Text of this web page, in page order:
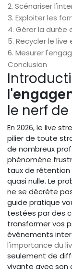
2. Scénariser
3. Exploiter les
4. Gérer la durée
5. Recycler le
6. Mesurer
Conclusion
l'
le nerf
En 2026, le live
pilier de toute
de nombreux
phénomène
taux de
quasi nulle. Le
ne se décrète
guide pratique
testées par des
transformer vos
événements
l'importance du
seulement de
vivante avec son